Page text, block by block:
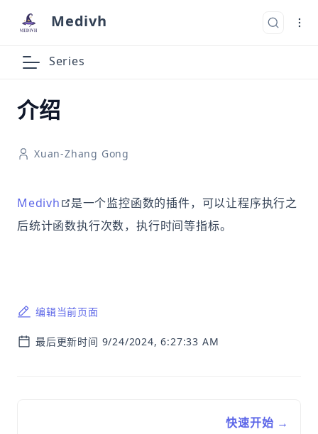
Medivh
Series
介绍
Xuan-Zhang Gong
Medivh open in new window
是一个监控函数的插件，可以让程序执行之
后统计函数执行次数，执行时间等指标。
编辑当前页面
最后更新时间 9/24/2024, 6:27:33 AM
快速开始 →